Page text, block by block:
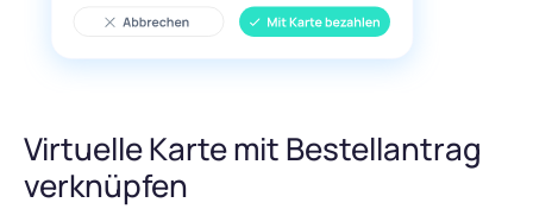
Virtuelle Karte mit Bestellantrag
verknüpfen